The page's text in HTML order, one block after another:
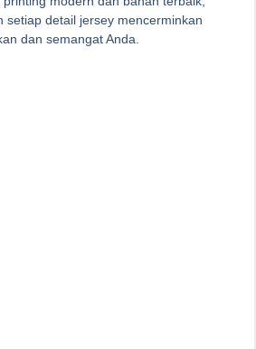
setiap detail jersey mencerminkan
dan semangat Anda.